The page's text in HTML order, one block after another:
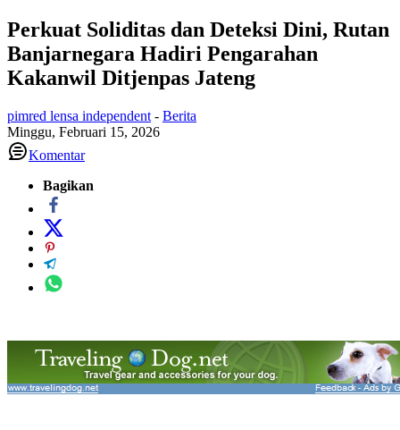
Perkuat Soliditas dan Deteksi Dini, Rutan
Banjarnegara Hadiri Pengarahan
Kakanwil Ditjenpas Jateng
pimred lensa independent - Berita
Minggu, Februari 15, 2026
Komentar
Bagikan